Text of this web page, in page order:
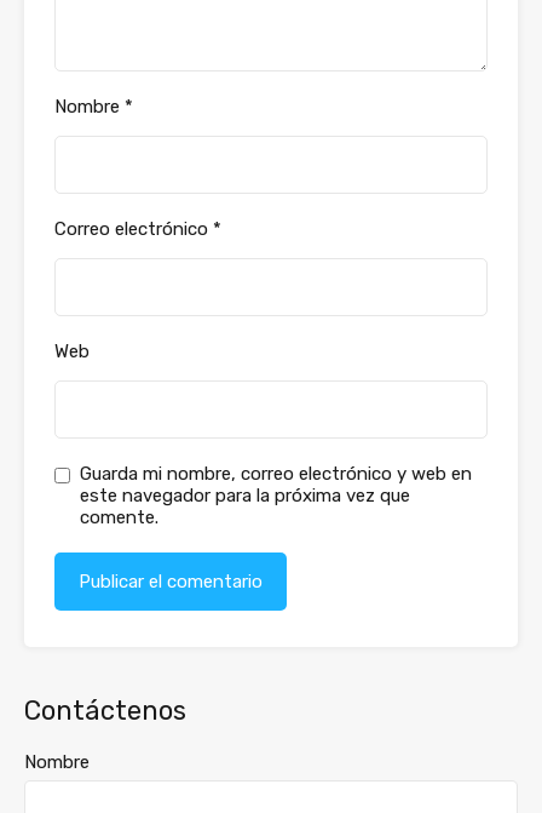
Nombre *
Correo electrónico *
Web
Guarda mi nombre, correo electrónico y web en
este navegador para la próxima vez que
comente.
Contáctenos
Nombre